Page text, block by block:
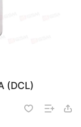
(DCL)